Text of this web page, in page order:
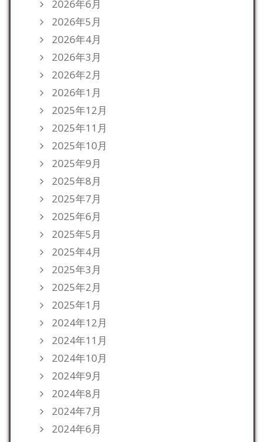
2026年6月
2026年5月
2026年4月
2026年3月
2026年2月
2026年1月
2025年12月
2025年11月
2025年10月
2025年9月
2025年8月
2025年7月
2025年6月
2025年5月
2025年4月
2025年3月
2025年2月
2025年1月
2024年12月
2024年11月
2024年10月
2024年9月
2024年8月
2024年7月
2024年6月